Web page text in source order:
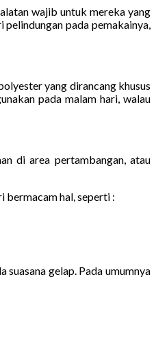
wajib untuk mereka yang
pada pemakainya,
yang dirancang khusus
pada malam hari, walau
di area pertambangan, atau
bermacam hal, seperti :
gelap. Pada umumnya